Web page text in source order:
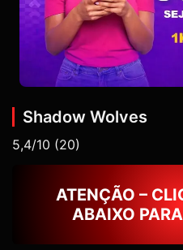
Shadow Wolves
5,4/10 (20)
ATENÇÃO –
ABAIXO